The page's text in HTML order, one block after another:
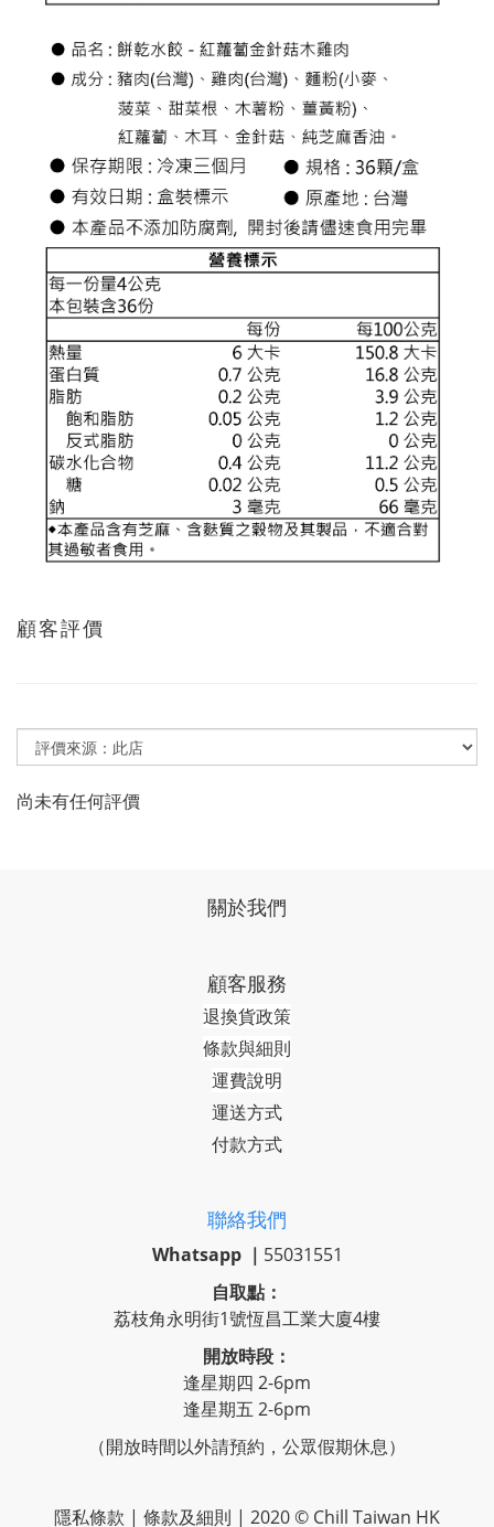
顧客評價
尚未有任何評價
關於我們
顧客服務
退換貨政策
條款與細則
運費說明
運送方式
付款方式
聯絡我們
Whatsapp ｜ 55031551
自取點：
荔枝角永明街1號恆昌工業大廈4樓
開放時段：
逢星期四 2-6pm
逢星期五 2-6pm
（開放時間以外請預約，公眾假期休息）
隱私條款 | 條款及細則 | 2020 © Chill Taiwan HK